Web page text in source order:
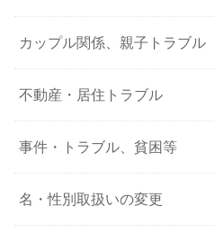
カップル関係、親子トラブル
不動産・居住トラブル
事件・トラブル、貧困等
名・性別取扱いの変更